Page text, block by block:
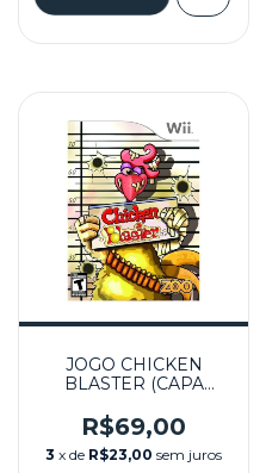
JOGO CHICKEN
BLASTER (CAPA
WII
R$69,00
3 x de R$23,00 sem juros